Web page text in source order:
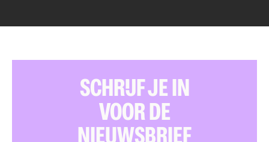
SCHRIJF JE IN
VOOR DE